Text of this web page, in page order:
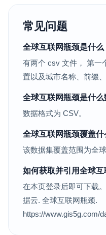
常见问题
全球互联网瓶颈是什么
有两个 csv 文件， 第一
置以及城市名称、前缀、
全球互联网瓶颈是什
数据格式为 CSV。
全球互联网瓶颈覆盖什
该数据集覆盖范围为全球
如何获取并引用全球互
在本页登录后即可下载
据云. 全球互联网瓶颈.
https://www.gis5g.com/